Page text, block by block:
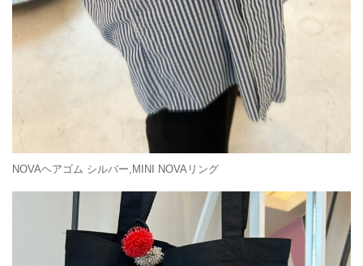
NOVAヘアゴム シルバー,MINI NOVAリング